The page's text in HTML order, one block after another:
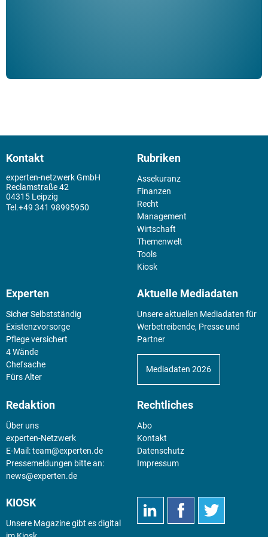
Kontakt
experten-netzwerk GmbH
Reclamstraße 42
04315 Leipzig
+49 341 98995950
Rubriken
Assekuranz
Finanzen
Recht
Management
Wirtschaft
Themenwelt
Tools
Kiosk
Experten
Sicher Selbstständig
Existenz­vorsorge
Pflege versichert
4 Wände
Chefsache
Fürs Alter
Aktuelle Mediadaten
Unsere aktuellen Mediadaten für
Werbetreibende, Presse und
Partner
Mediadaten 2026
Redaktion
Über uns
experten-Netzwerk
E-Mail:team@experten.de
Pressemeldungen bitte an:
news@experten.de
Rechtliches
Abo
Kontakt
Datenschutz
Impressum
KIOSK
Unsere Magazine gibt es digital